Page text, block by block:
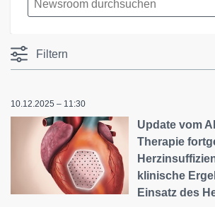
Filtern
10.12.2025 – 11:30
Update vom
Therapie
klinische
Einsatz des